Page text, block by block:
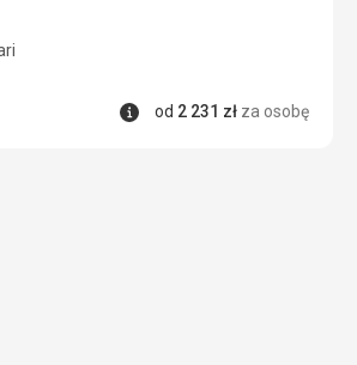
Informacje
od 2 231 zł za osobę